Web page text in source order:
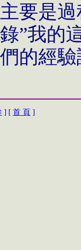
要是
”我的
的經
] [ 首 頁 ]